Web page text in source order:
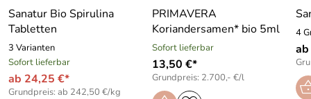
Sanatur Bio Spirulina
Tabletten
3 Varianten
Sofort lieferbar
ab 24,25 €*
Grundpreis: ab 242,50 €/kg
PRIMAVERA
Koriandersamen* bio 5ml
Sofort lieferbar
13,50 €*
Grundpreis: 2.700,- €/l
4